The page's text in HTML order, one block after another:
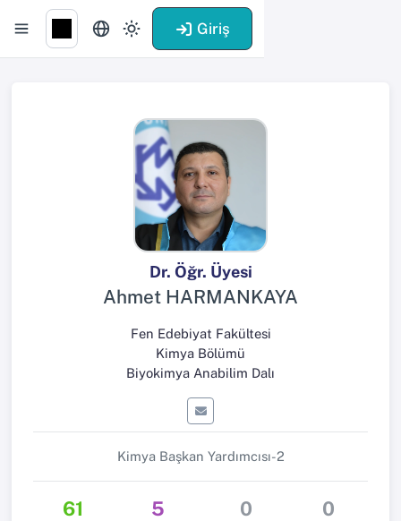
Giriş
Dr. Öğr. Üyesi
Ahmet HARMANKAYA
Fen Edebiyat Fakültesi
Kimya Bölümü
Biyokimya Anabilim Dalı
Kimya Başkan Yardımcısı-2
61 5 0 0